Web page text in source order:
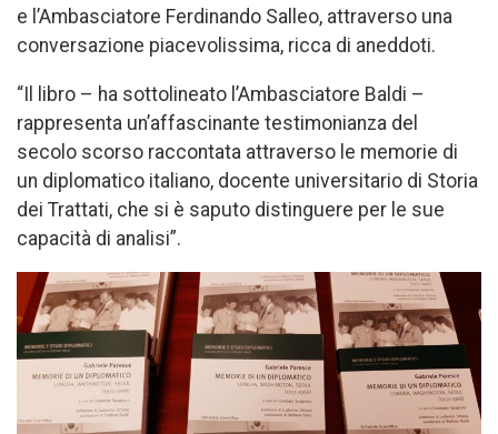
e l’Ambasciatore Ferdinando Salleo, attraverso una
conversazione piacevolissima, ricca di aneddoti.
“Il libro – ha sottolineato l’Ambasciatore Baldi –
rappresenta un’affascinante testimonianza del
secolo scorso raccontata attraverso le memorie di
un diplomatico italiano, docente universitario di Storia
dei Trattati, che si è saputo distinguere per le sue
capacità di analisi”.